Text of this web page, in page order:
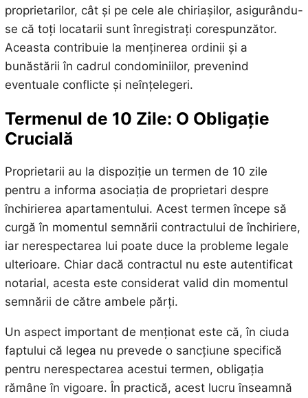
proprietarilor, cât și pe cele ale chiriașilor, asigurându-
se că toți locatarii sunt înregistrați corespunzător.
Aceasta contribuie la menținerea ordinii și a
bunăstării în cadrul condominiilor, prevenind
eventuale conflicte și neînțelegeri.
Termenul de 10 Zile: O Obligație
Crucială
Proprietarii au la dispoziție un termen de 10 zile
pentru a informa asociația de proprietari despre
închirierea apartamentului. Acest termen începe să
curgă în momentul semnării contractului de închiriere,
iar nerespectarea lui poate duce la probleme legale
ulterioare. Chiar dacă contractul nu este autentificat
notarial, acesta este considerat valid din momentul
semnării de către ambele părți.
Un aspect important de menționat este că, în ciuda
faptului că legea nu prevede o sancțiune specifică
pentru nerespectarea acestui termen, obligația
rămâne în vigoare. În practică, acest lucru înseamnă